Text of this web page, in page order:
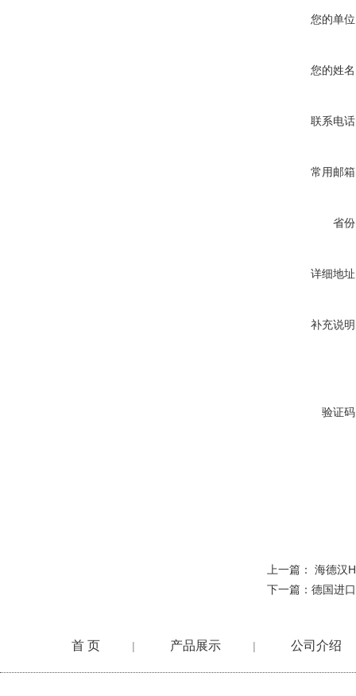
您的单
您的姓
联系电
常用邮
省
详细地
补充说
验证
上一篇： 海德汉
下一篇： 德国进
首 页 | 产品展示 | 公司介绍